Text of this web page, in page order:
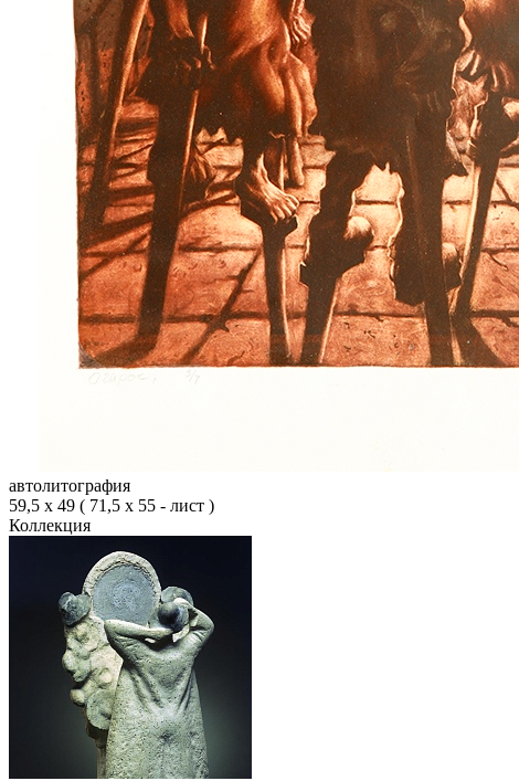
автолитография
59,5 х 49 ( 71,5 х 55 - лист )
Коллекция